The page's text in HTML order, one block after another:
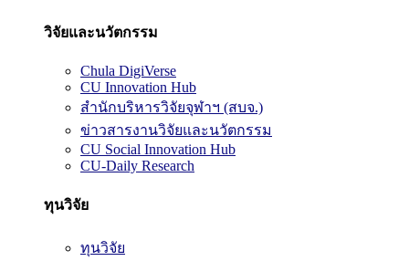
วิจัยและนวัตกรรม
Chula DigiVerse
CU Innovation Hub
สำนักบริหารวิจัยจุฬาฯ (สบจ.)
ข่าวสารงานวิจัยและนวัตกรรม
CU Social Innovation Hub
CU-Daily Research
ทุนวิจัย
ทุนวิจัย